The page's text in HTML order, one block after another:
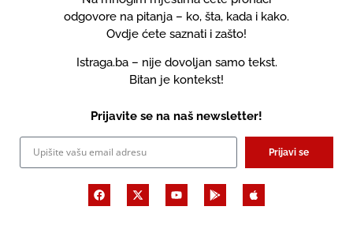
odgovore na pitanja – ko, šta, kada i kako.
Ovdje ćete saznati i zašto!
Istraga.ba – nije dovoljan samo tekst.
Bitan je kontekst!
Prijavite se na naš newsletter!
Prijavi se